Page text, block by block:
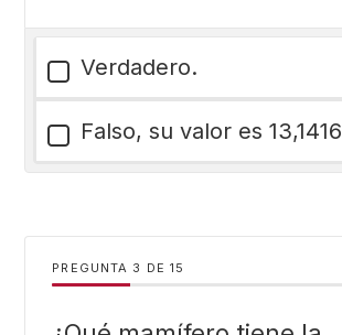
Verdadero.
Falso, su valor es 13,1416
PREGUNTA DE 15